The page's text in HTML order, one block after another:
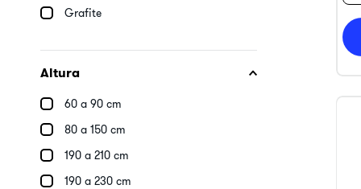
Grafite
Altura
60 a 90 cm
80 a 150 cm
190 a 210 cm
190 a 230 cm